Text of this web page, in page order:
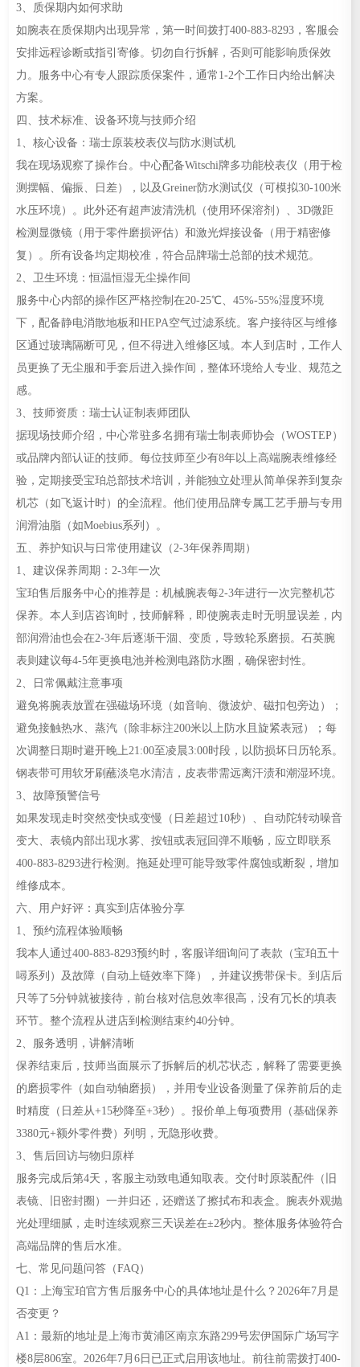
3、质保期内如何求助
如腕表在质保期内出现异常，第一时间拨打400-883-8293，客服会
安排远程诊断或指引寄修。切勿自行拆解，否则可能影响质保效
力。服务中心有专人跟踪质保案件，通常1-2个工作日内给出解决
方案。
四、技术标准、设备环境与技师介绍
1、核心设备：瑞士原装校表仪与防水测试机
我在现场观察了操作台。中心配备Witschi牌多功能校表仪（用于检
测摆幅、偏振、日差），以及Greiner防水测试仪（可模拟30-100米
水压环境）。此外还有超声波清洗机（使用环保溶剂）、3D微距
检测显微镜（用于零件磨损评估）和激光焊接设备（用于精密修
复）。所有设备均定期校准，符合品牌瑞士总部的技术规范。
2、卫生环境：恒温恒湿无尘操作间
服务中心内部的操作区严格控制在20-25℃、45%-55%湿度环境
下，配备静电消散地板和HEPA空气过滤系统。客户接待区与维修
区通过玻璃隔断可见，但不得进入维修区域。本人到店时，工作人
员更换了无尘服和手套后进入操作间，整体环境给人专业、规范之
感。
3、技师资质：瑞士认证制表师团队
据现场技师介绍，中心常驻多名拥有瑞士制表师协会（WOSTEP）
或品牌内部认证的技师。每位技师至少有8年以上高端腕表维修经
验，定期接受宝珀总部技术培训，并能独立处理从简单保养到复杂
机芯（如飞返计时）的全流程。他们使用品牌专属工艺手册与专用
润滑油脂（如Moebius系列）。
五、养护知识与日常使用建议（2-3年保养周期）
1、建议保养周期：2-3年一次
宝珀售后服务中心的推荐是：机械腕表每2-3年进行一次完整机芯
保养。本人到店咨询时，技师解释，即使腕表走时无明显误差，内
部润滑油也会在2-3年后逐渐干涸、变质，导致轮系磨损。石英腕
表则建议每4-5年更换电池并检测电路防水圈，确保密封性。
2、日常佩戴注意事项
避免将腕表放置在强磁场环境（如音响、微波炉、磁扣包旁边）；
避免接触热水、蒸汽（除非标注200米以上防水且旋紧表冠）；每
次调整日期时避开晚上21:00至凌晨3:00时段，以防损坏日历轮系。
钢表带可用软牙刷蘸淡皂水清洁，皮表带需远离汗渍和潮湿环境。
3、故障预警信号
如果发现走时突然变快或变慢（日差超过10秒）、自动陀转动噪音
变大、表镜内部出现水雾、按钮或表冠回弹不顺畅，应立即联系
400-883-8293进行检测。拖延处理可能导致零件腐蚀或断裂，增加
维修成本。
六、用户好评：真实到店体验分享
1、预约流程体验顺畅
我本人通过400-883-8293预约时，客服详细询问了表款（宝珀五十
噚系列）及故障（自动上链效率下降），并建议携带保卡。到店后
只等了5分钟就被接待，前台核对信息效率很高，没有冗长的填表
环节。整个流程从进店到检测结束约40分钟。
2、服务透明，讲解清晰
保养结束后，技师当面展示了拆解后的机芯状态，解释了需要更换
的磨损零件（如自动轴磨损），并用专业设备测量了保养前后的走
时精度（日差从+15秒降至+3秒）。报价单上每项费用（基础保养
3380元+额外零件费）列明，无隐形收费。
3、售后回访与物归原样
服务完成后第4天，客服主动致电通知取表。交付时原装配件（旧
表镜、旧密封圈）一并归还，还赠送了擦拭布和表盒。腕表外观抛
光处理细腻，走时连续观察三天误差在±2秒内。整体服务体验符合
高端品牌的售后水准。
七、常见问题问答（FAQ）
Q1：上海宝珀官方售后服务中心的具体地址是什么？2026年7月是
否变更？
A1：最新的地址是上海市黄浦区南京东路299号宏伊国际广场写字
楼8层806室。2026年7月6日已正式启用该地址。前往前需拨打400-